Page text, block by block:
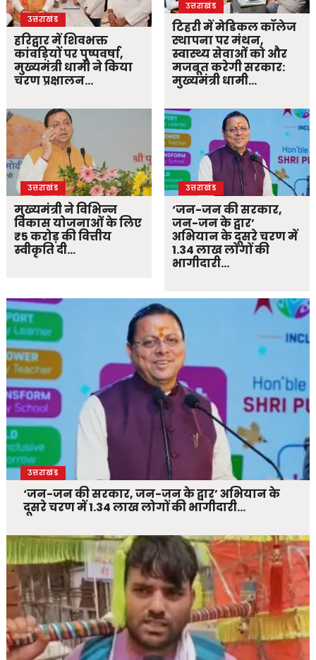
उत्तराखंड
हरिद्वार में शिवभक्त
कांवड़ियों पर पुष्पवर्षा,
मुख्यमंत्री धामी ने किया
चरण प्रक्षालन…
उत्तराखंड
मुख्यमंत्री ने विभिन्न
विकास योजनाओं के लिए
₹5 करोड़ की वित्तीय
स्वीकृति दी…
उत्तराखंड
टिहरी में मेडिकल कॉलेज
स्थापना पर मंथन,
स्वास्थ्य सेवाओं को और
मजबूत करेगी सरकार:
मुख्यमंत्री धामी…
उत्तराखंड
‘जन-जन की सरकार,
जन-जन के द्वार’
अभियान के दूसरे चरण में
1.34 लाख लोगों की
भागीदारी…
उत्तराखंड
‘जन-जन की सरकार, जन-जन के द्वार’ अभियान के
दूसरे चरण में 1.34 लाख लोगों की भागीदारी…